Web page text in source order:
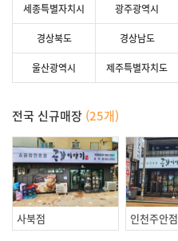
세종특별자치시 광주광역시
경상북도 경상남도
울산광역시 제주특별자치도
전국 신규매장 (25개)
사북점 인천주안점